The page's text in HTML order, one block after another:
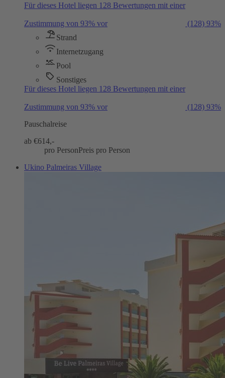
Für dieses Hotel liegen 128 Bewertungen mit einer
Zustimmung von 93% vor (128) 93%
Strand
Internetzugang
Pool
Sonstiges
Für dieses Hotel liegen 128 Bewertungen mit einer
Zustimmung von 93% vor (128) 93%
Pauschalreise
ab €614,-
pro PersonPreis pro Person
Ukino Palmeiras Village